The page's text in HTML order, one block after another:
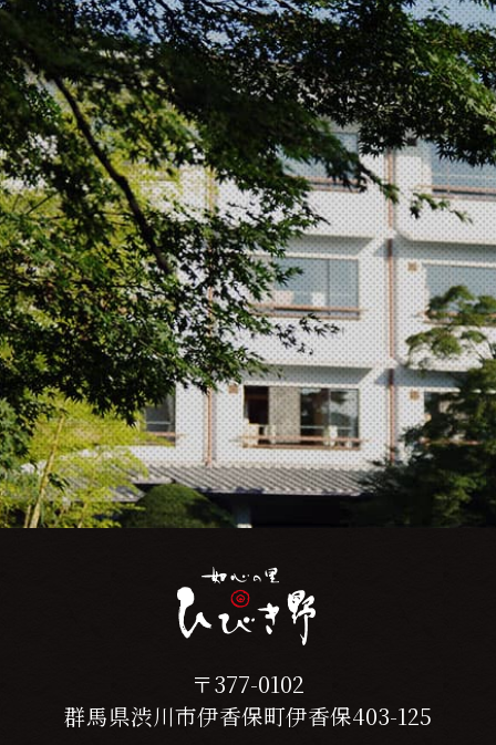
〒377-0102
群馬県渋川市伊香保町伊香保403-125